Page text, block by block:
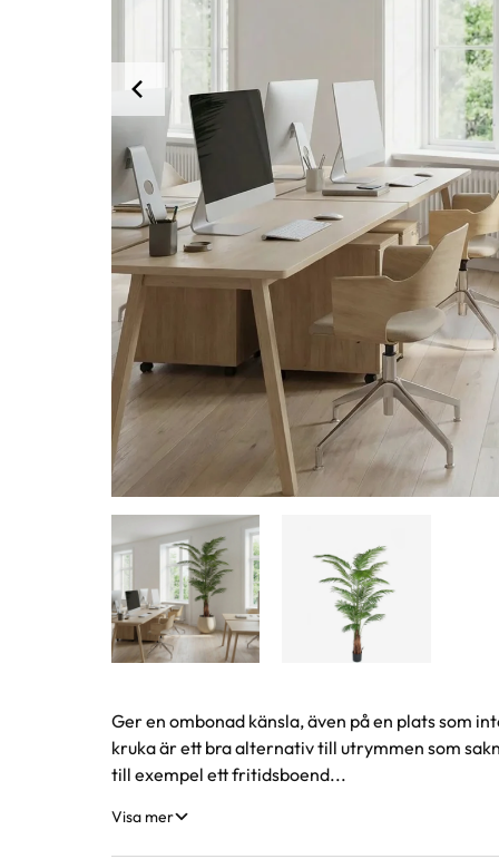
Produktinformation
Ger en ombonad känsla, även på en plats som
kruka är ett bra alternativ till utrymmen som
till exempel ett fritidsboend...
Visa mer